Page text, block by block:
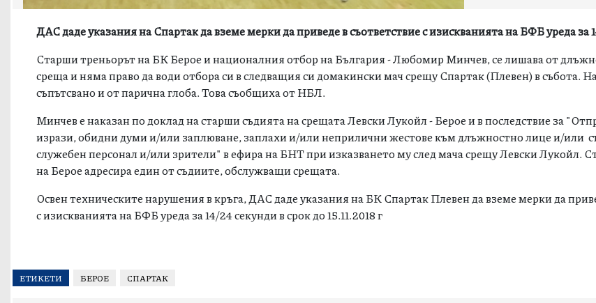
ДАС даде указания на Спартак да вземе мерки да приведе в съответствие с изискванията на БФБ уреда за
Старши треньорът на БК Берое и националния отбор на България - Любомир Минчев, се лишава от
среща и няма право да води отбора си в следващия си домакински мач срещу Спартак (Плевен) в събота.
съпътсвано и от парична глоба. Toва съобщиха от НБЛ.
Минчев е наказан по доклад на старши съдията на срещата Левски Лукойл - Берое и в последствие за
изрази, обидни думи и/или заплюване, заплахи и/или неприлични жестове към длъжностно лице и/или
служебен персонал и/или зрители" в ефира на БНТ при изказването му след мача срещу Левски Лукойл.
на Берое адресира един от съдиите, обслужващи срещата.
Освен техническите нарушения в кръга, ДАС даде указания на БК Спартак Плевен да вземе мерки да
с изискванията на БФБ уреда за 14/24 секунди в срок до 15.11.2018 г
ЕТИКЕТИ БЕРОЕ СПАРТАК